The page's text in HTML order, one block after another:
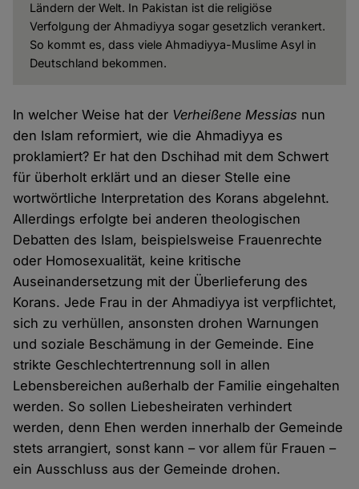
Ländern der Welt. In Pakistan ist die religiöse
Verfolgung der Ahmadiyya sogar gesetzlich verankert.
So kommt es, dass viele Ahmadiyya-Muslime Asyl in
Deutschland bekommen.
In welcher Weise hat der Verheißene Messias nun
den Islam reformiert, wie die Ahmadiyya es
proklamiert? Er hat den Dschihad mit dem Schwert
für überholt erklärt und an dieser Stelle eine
wortwörtliche Interpretation des Korans abgelehnt.
Allerdings erfolgte bei anderen theologischen
Debatten des Islam, beispielsweise Frauenrechte
oder Homosexualität, keine kritische
Auseinandersetzung mit der Überlieferung des
Korans. Jede Frau in der Ahmadiyya ist verpflichtet,
sich zu verhüllen, ansonsten drohen Warnungen
und soziale Beschämung in der Gemeinde. Eine
strikte Geschlechtertrennung soll in allen
Lebensbereichen außerhalb der Familie eingehalten
werden. So sollen Liebesheiraten verhindert
werden, denn Ehen werden innerhalb der Gemeinde
stets arrangiert, sonst kann – vor allem für Frauen –
ein Ausschluss aus der Gemeinde drohen.